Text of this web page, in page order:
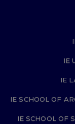
IE
IE
IE SCHOOL OF
IE SCHOOL OF